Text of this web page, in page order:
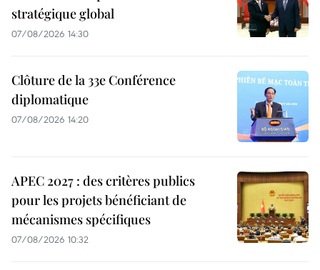
stratégique global
07/08/2026 14:30
Clôture de la 33e Conférence
diplomatique
07/08/2026 14:20
APEC 2027 : des critères publics
pour les projets bénéficiant de
mécanismes spécifiques
07/08/2026 10:32